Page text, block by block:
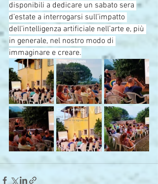
disponibili a dedicare un sabato sera
d’estate a interrogarsi sull’impatto
dell’intelligenza artificiale nell’arte e, più
in generale, nel nostro modo di
immaginare e creare.